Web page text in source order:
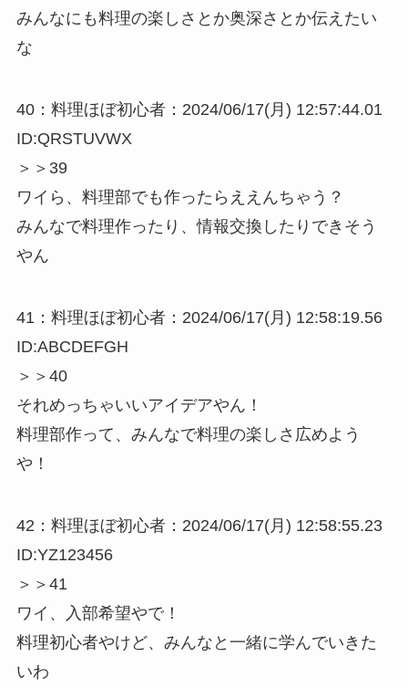
みんなにも料理の楽しさとか奥深さとか伝えたい
な
40：料理ほぼ初心者：2024/06/17(月) 12:57:44.01
ID:QRSTUVWX
＞＞39
ワイら、料理部でも作ったらええんちゃう？
みんなで料理作ったり、情報交換したりできそう
やん
41：料理ほぼ初心者：2024/06/17(月) 12:58:19.56
ID:ABCDEFGH
＞＞40
それめっちゃいいアイデアやん！
料理部作って、みんなで料理の楽しさ広めよう
や！
42：料理ほぼ初心者：2024/06/17(月) 12:58:55.23
ID:YZ123456
＞＞41
ワイ、入部希望やで！
料理初心者やけど、みんなと一緒に学んでいきた
いわ